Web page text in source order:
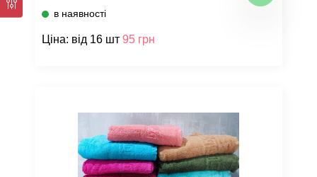
в наявності
Ціна: від 16 шт 95 грн